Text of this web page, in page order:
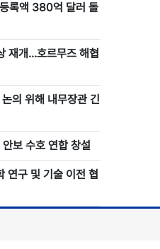
록액 380억 달러 돌
재개…호르무즈 해협
의 위해 내무장관 긴
보 수호 연합 창설
연구 및 기술 이전 협